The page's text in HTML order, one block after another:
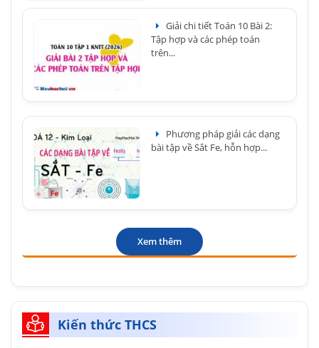
Giải chi tiết Toán 10 Bài 2:
Tập hợp và các phép toán
trên...
Phương pháp giải các dạng
bài tập về Sắt Fe, hỗn hợp...
Xem thêm
Kiến thức THCS